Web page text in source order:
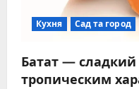
Кухня Сад та город
Батат —
тропическим